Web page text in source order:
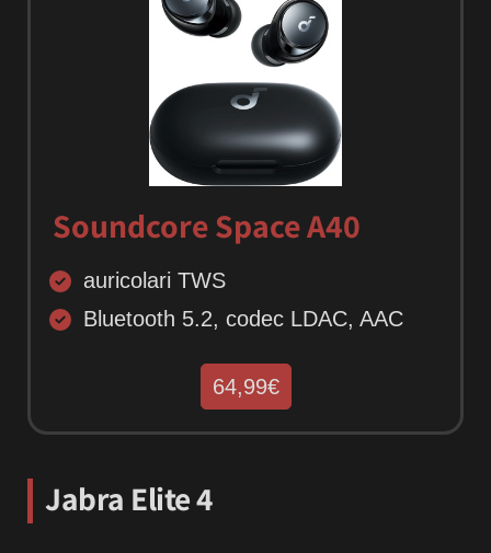
Soundcore Space A40
auricolari TWS
Bluetooth 5.2, codec LDAC, AAC
64,99€
Jabra Elite 4